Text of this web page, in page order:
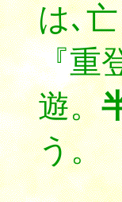
は､
『重
遊。
う。